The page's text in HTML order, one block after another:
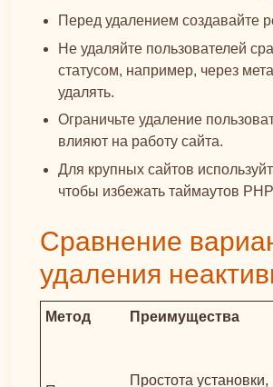
Перед удалением создавайте
Не удаляйте пользователей
статусом, например, через
удалять.
Ограничьте удаление
влияют на работу сайта.
Для крупных сайтов
чтобы избежать таймаутов
Сравнение
удаления
Метод Преимущества
Простота установки,